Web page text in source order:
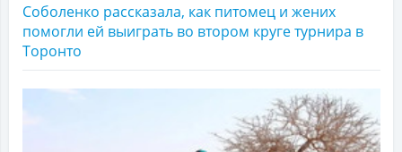
Соболенко рассказала, как питомец и жених
помогли ей выиграть во втором круге турнира в
Торонто